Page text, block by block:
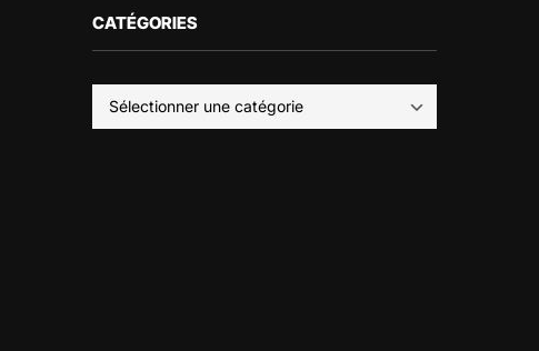
CATÉGORIES